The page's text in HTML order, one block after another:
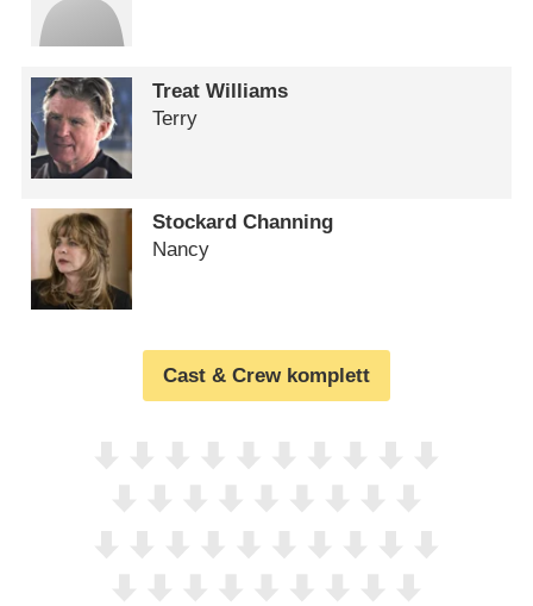
Treat Williams
Terry
Stockard Channing
Nancy
Cast & Crew komplett